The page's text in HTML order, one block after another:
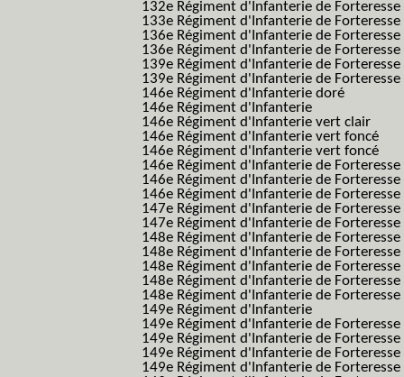
132e Régiment d'Infanterie de Forteresse
133e Régiment d'Infanterie de Forteresse
136e Régiment d'Infanterie de Forteresse
136e Régiment d'Infanterie de
139e Régiment d'Infanterie de
139e Régiment d'Infanterie de
146e Régiment d'Infanterie doré
146e Régiment d'Infanterie
146e Régiment d'Infanterie vert clair
146e Régiment d'Infanterie vert foncé
146e Régiment d'Infanterie vert foncé
146e Régiment d'Infanterie de
146e Régiment d'Infanterie de
146e Régiment d'Infanterie de
147e Régiment d'Infanterie de Forteresse
147e Régiment d'Infanterie de Forteresse
148e Régiment d'Infanterie de Forteresse
148e Régiment d'Infanterie de Forteresse
148e Régiment d'Infanterie de Forteresse
148e Régiment d'Infanterie de Forteresse
148e Régiment d'Infanterie de Forteresse
149e Régiment d'Infanterie
149e Régiment d'Infanterie de
149e Régiment d'Infanterie de
149e Régiment d'Infanterie de
149e Régiment d'Infanterie de